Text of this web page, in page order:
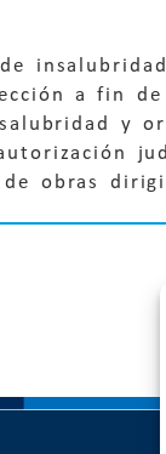
a fin
y
obras